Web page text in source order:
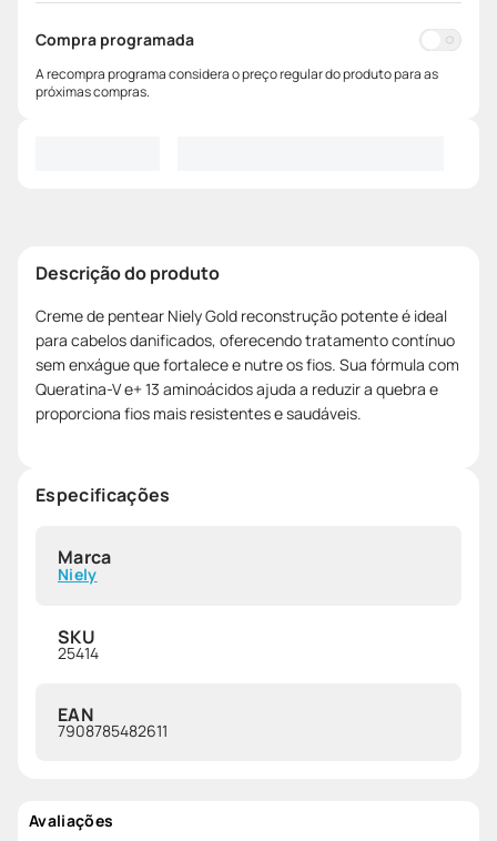
Compra programada
A recompra programa considera o preço regular do produto para as
próximas compras.
Descrição do produto
Creme de pentear Niely Gold reconstrução potente é ideal
para cabelos danificados, oferecendo tratamento contínuo
sem enxágue que fortalece e nutre os fios. Sua fórmula com
Queratina-V e+ 13 aminoácidos ajuda a reduzir a quebra e
proporciona fios mais resistentes e saudáveis.
Especificações
Marca
Niely
SKU
25414
EAN
7908785482611
Avaliações